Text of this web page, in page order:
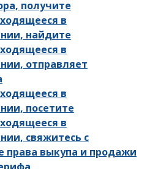
получите
в
найдите
в
отправляет
в
посетите
в
свяжитесь с
права выкупа и продажи